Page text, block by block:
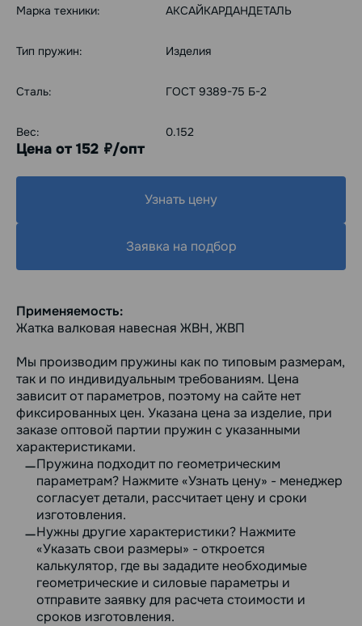
Марка техники: АКСАЙКАРДАНДЕТАЛЬ
Тип пружин: Изделия
Сталь: ГОСТ 9389-75 Б-2
Вес: 0.152
Цена от 152 руб./опт
Узнать цену
Заявка на подбор
Применяемость:
Жатка валковая навесная ЖВН, ЖВП
Мы производим пружины как по типовым размерам,
так и по индивидуальным требованиям. Цена
зависит от параметров, поэтому на сайте нет
фиксированных цен. Указана цена за изделие, при
заказе оптовой партии пружин с указанными
характеристиками.
Пружина подходит по геометрическим
параметрам? Нажмите «Узнать цену» - менеджер
согласует детали, рассчитает цену и сроки
изготовления.
Нужны другие характеристики? Нажмите
«Указать свои размеры» - откроется
калькулятор, где вы зададите необходимые
геометрические и силовые параметры и
отправите заявку для расчета стоимости и
сроков изготовления.